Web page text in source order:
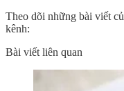
Theo dõi những bài viết
kênh:
Bài viết liên quan